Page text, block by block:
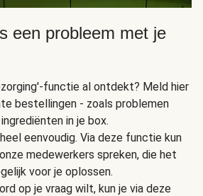
een probleem met je
functie al ontdekt? Meld hier
bestellingen - zoals problemen
in je box.
eenvoudig. Via deze functie kun
medewerkers spreken, die het
voor je oplossen.
op je vraag wilt, kun je via deze